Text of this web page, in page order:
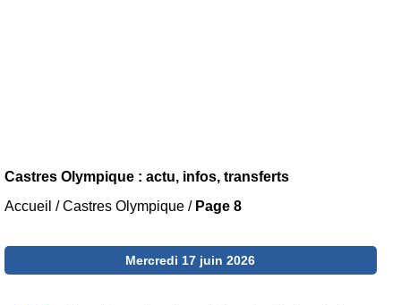
Castres Olympique : actu, infos, transferts
Accueil /Castres Olympique / Page 8
Mercredi 17 juin 2026